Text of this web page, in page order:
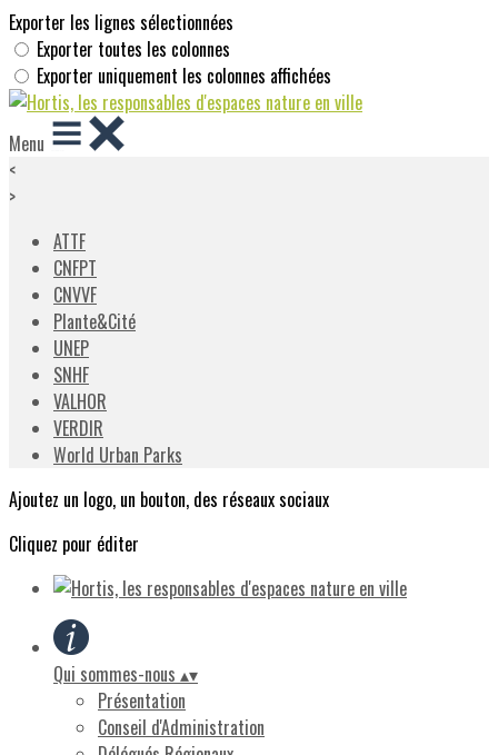
Exporter les lignes sélectionnées
Exporter toutes les colonnes
Exporter uniquement les colonnes affichées
Menu
<
>
ATTF
CNFPT
CNVVF
Plante&Cité
UNEP
SNHF
VALHOR
VERDIR
World Urban Parks
Ajoutez un logo, un bouton, des réseaux sociaux
Cliquez pour éditer
Qui sommes-nous ▴▾
Présentation
Conseil d'Administration